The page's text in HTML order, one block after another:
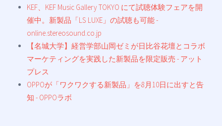
KEF、KEF Music Gallery TOKYO にて試聴体験フェアを開
催中。新製品「LS LUXE」の試聴も可能 -
online.stereosound.co.jp
【名城大学】経営学部山岡ゼミが日比谷花壇とコラボ
マーケティングを実践した新製品を限定販売 - アット
プレス
OPPOが「ワクワクする新製品」を8月10日に出すと告
知 - OPPOラボ